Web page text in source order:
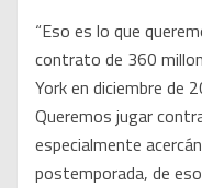
“Eso es lo que
contrato de 360
York en diciembre de
Queremos jugar
especialmente
postemporada, de